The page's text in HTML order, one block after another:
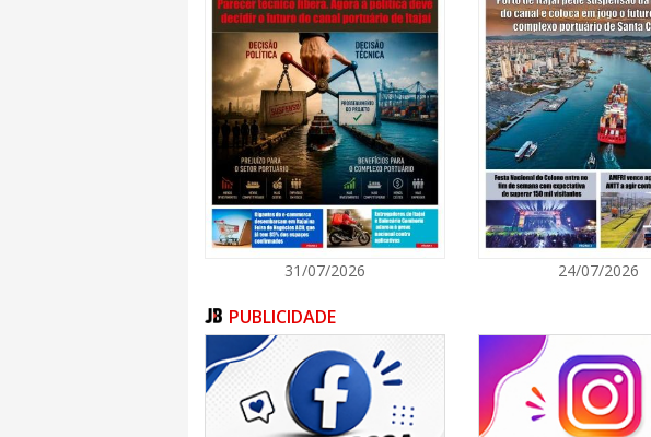
31/07/2026 24/07/2026
PUBLICIDADE